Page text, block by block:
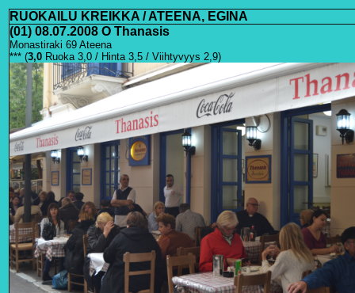
RUOKAILU KREIKKA / ATEENA, EGINA
(01) 08.07.2008 O Thanasis
Monastiraki 69 Ateena
*** (3,0 Ruoka 3,0 / Hinta 3,5 / Viihtyvyys 2,9)